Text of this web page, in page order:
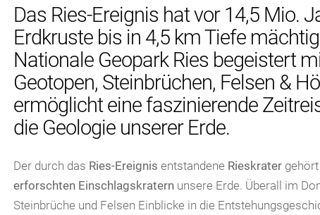
Das Ries-Ereignis hat vor 14,5 Mio.
Erdkruste bis in 4,5 km Tiefe
Nationale Geopark Ries begeistert
Geotopen, Steinbrüchen, Felsen &
ermöglicht eine faszinierende
die Geologie unserer Erde.
Der durch das Ries-Ereignis entstandene Rieskrater
erforschten Einschlagskratern unsere Erde. Überall im
Steinbrüche und Felsen Einblicke in die